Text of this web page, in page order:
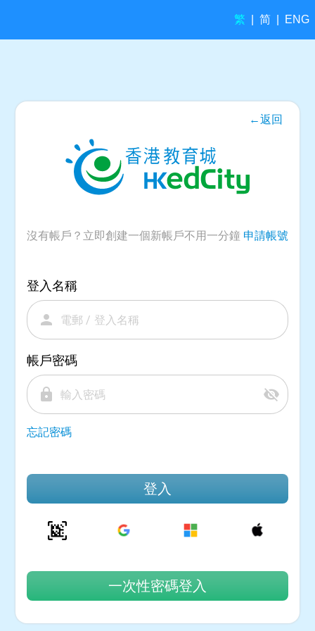
繁 简 ENG
←返回
沒有帳戶？立即創建一個新帳戶不用一分鐘 申請帳號
登入名稱
person
帳戶密碼
lock visibility_off
忘記密碼